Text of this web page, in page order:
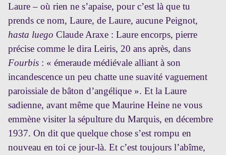
Laure – où rien ne s’apaise, pour c’est là que tu
prends ce nom, Laure, de Laure, aucune Peignot,
hasta luego Claude Araxe : Laure encorps, pierre
précise comme le dira Leiris, 20 ans après, dans
Fourbis : « émeraude médiévale alliant à son
incandescence un peu chatte une suavité vaguement
paroissiale de bâton d’angélique ». Et la Laure
sadienne, avant même que Maurine Heine ne vous
emmène visiter la sépulture du Marquis, en décembre
1937. On dit que quelque chose s’est rompu en
nouveau en toi ce jour-là. Et c’est toujours l’abîme,